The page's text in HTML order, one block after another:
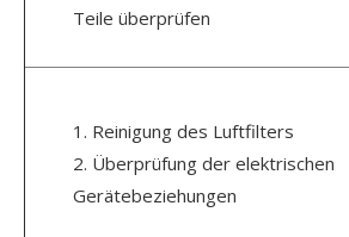
Teile überprüfen
1. Reinigung des Luftfilters
2. Überprüfung der elektrischen
Gerätebeziehungen